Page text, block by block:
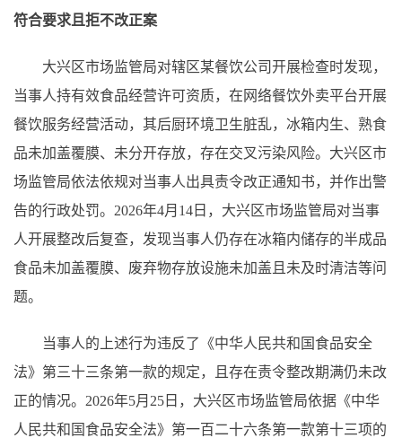
符合要求且拒不改正案
大兴区市场监管局对辖区某餐饮公司开展检查时发现，
当事人持有效食品经营许可资质，在网络餐饮外卖平台开展
餐饮服务经营活动，其后厨环境卫生脏乱，冰箱内生、熟食
品未加盖覆膜、未分开存放，存在交叉污染风险。大兴区市
场监管局依法依规对当事人出具责令改正通知书，并作出警
告的行政处罚。2026年4月14日，大兴区市场监管局对当事
人开展整改后复查，发现当事人仍存在冰箱内储存的半成品
食品未加盖覆膜、废弃物存放设施未加盖且未及时清洁等问
题。
当事人的上述行为违反了《中华人民共和国食品安全
法》第三十三条第一款的规定，且存在责令整改期满仍未改
正的情况。2026年5月25日，大兴区市场监管局依据《中华
人民共和国食品安全法》第一百二十六条第一款第十三项的